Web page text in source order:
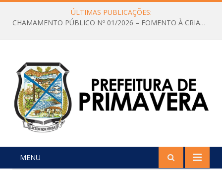
ÚLTIMAS PUBLICAÇÕES:
CHAMAMENTO PÚBLICO Nº 01/2026 – FOMENTO À CRIAÇÃO E A CIRCULAÇÃO DE PRODUÇÕES CULTURAIS – Aldir Blanc
MENU